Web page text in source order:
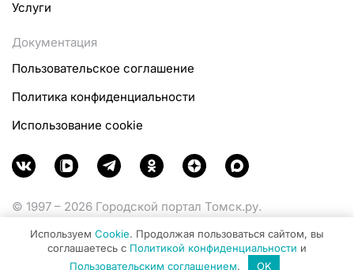
Услуги
Документация
Пользовательское соглашение
Политика конфиденциальности
Использование cookie
© 1997 – 2026 Городской портал Томск.ру.
Министерства цифрового развития, связи и массовых
коммуникаций Российской Федерации.
Используем Cookie. Продолжая пользоваться сайтом, вы
соглашаетесь с Политикой конфиденциальности и
Пользовательским соглашением. OK